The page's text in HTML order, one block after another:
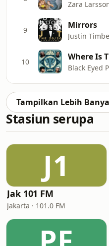
Zara
9 Mirrors
Justin
10 Where Is
Black Eyed
Tampilkan Lebih
Stasiun serupa
J1
Jak 101 FM
Jakarta · 101.0 FM